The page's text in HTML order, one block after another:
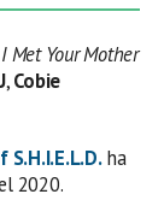
Met Your Mother
,Cobie
ha
2020.